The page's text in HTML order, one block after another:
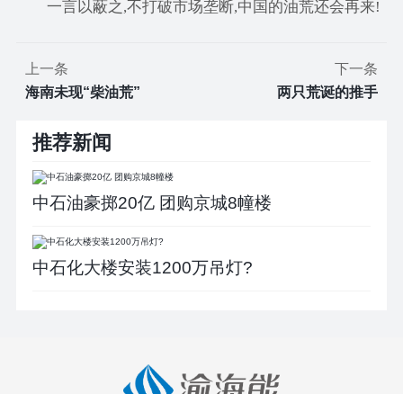
一言以蔽之,不打破市场垄断,中国的油荒还会再来!
上一条
海南未现“柴油荒”
下一条
两只荒诞的推手
推荐新闻
中石油豪掷20亿 团购京城8幢楼
中石化大楼安装1200万吊灯?